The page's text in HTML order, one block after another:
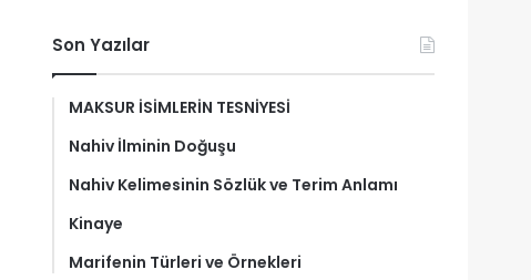
Son Yazılar
MAKSUR İSİMLERİN TESNİYESİ
Nahiv İlminin Doğuşu
Nahiv Kelimesinin Sözlük ve Terim Anlamı
Kinaye
Marifenin Türleri ve Örnekleri